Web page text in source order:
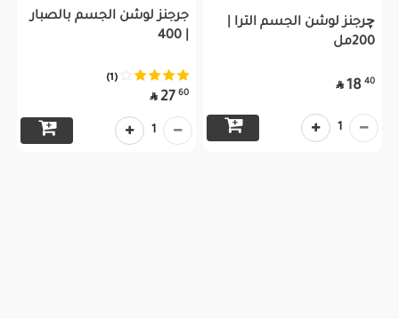
چرجنز لوشن الجسم الترا |
200مل
40
18

1
جرجنز لوشن الجسم بالصبار
(1)
60
27

1